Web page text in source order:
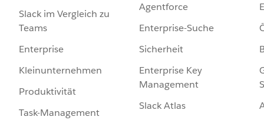
Slack im Vergleich zu
Teams
Enterprise
Kleinunternehmen
Produktivität
Task-Management
Agentforce
Enterprise-Suche
Sicherheit
Enterprise Key
Management
Slack Atlas